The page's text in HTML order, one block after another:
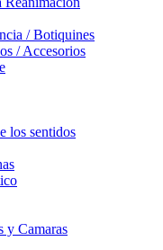
/ Botiquines
/ Accesorios
los sentidos
y Camaras